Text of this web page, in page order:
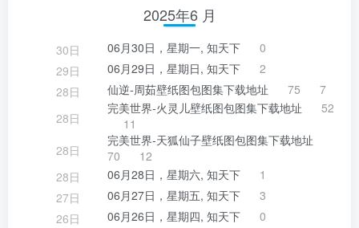
2025年6 月
30日 06月30日，星期一, 知天下
0
29日
06月29日，星期日, 知天下
2
28日
仙逆-周茹壁纸图包图集下载地址 75
7
28日
完美世界-火灵儿壁纸图包图集下载地址
52
11
28日
完美世界-天狐仙子壁纸图包图集下载地址
70
12
28日
06月28日，星期六, 知天下
1
27日
06月27日，星期五, 知天下
3
26日
06月26日，星期四, 知天下
0